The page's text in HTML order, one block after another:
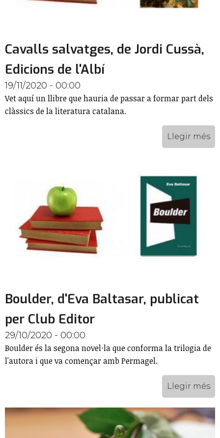
Cavalls salvatges, de Jordi Cussà,
Edicions de l'Albí
19/11/2020 - 00:00
Vet aquí un llibre que hauria de passar a formar part dels
clàssics de la literatura catalana.
Llegir més
Boulder, d'Eva Baltasar, publicat
per Club Editor
29/10/2020 - 00:00
Boulder és la segona novel·la que conforma la trilogia de
l'autora i que va començar amb Permagel.
Llegir més